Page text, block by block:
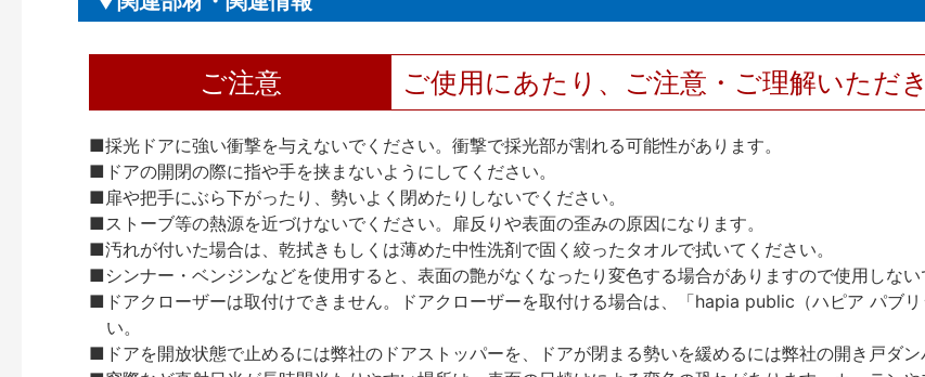
ご注意 ご使用にあたり、ご注意・ご理解いただ
■採光ドアに強い衝撃を与えないでください。衝撃で採光部が割れる可能性があります。
■ドアの開閉の際に指や手を挟まないようにしてください。
■扉や把手にぶら下がったり、勢いよく閉めたりしないでください。
■ストーブ等の熱源を近づけないでください。扉反りや表面の歪みの原因になります。
■汚れが付いた場合は、乾拭きもしくは薄めた中性洗剤で固く絞ったタオルで拭いてください。
■シンナー・ベンジンなどを使用すると、表面の艶がなくなったり変色する場合がありますので使用しない
■ドアクローザーは取付けできません。ドアクローザーを取付ける場合は、「hapia public（ハピア パブ
い。
■ドアを開放状態で止めるには弊社のドアストッパーを、ドアが閉まる勢いを緩めるには弊社の開き戸ダン